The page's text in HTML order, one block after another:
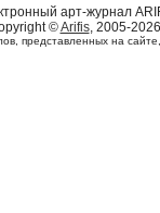
арт-журнал
©Arifis, 2005-2026
представленных на